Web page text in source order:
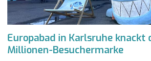
Europabad in Karlsruhe knackt
Millionen-Besuchermarke